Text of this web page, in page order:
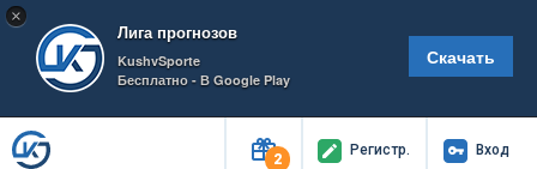
×
Лига прогнозов
KushvSporte
Бесплатно - В Google Play
Скачать
2
Регистр. Вход